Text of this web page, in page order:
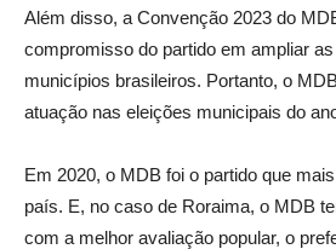
Além disso, a Convenção 2023 do
compromisso do partido em ampliar
municípios brasileiros. Portanto, o
atuação nas eleições municipais do
Em 2020, o MDB foi o partido que
país. E, no caso de Roraima, o MDB
com a melhor avaliação popular, o